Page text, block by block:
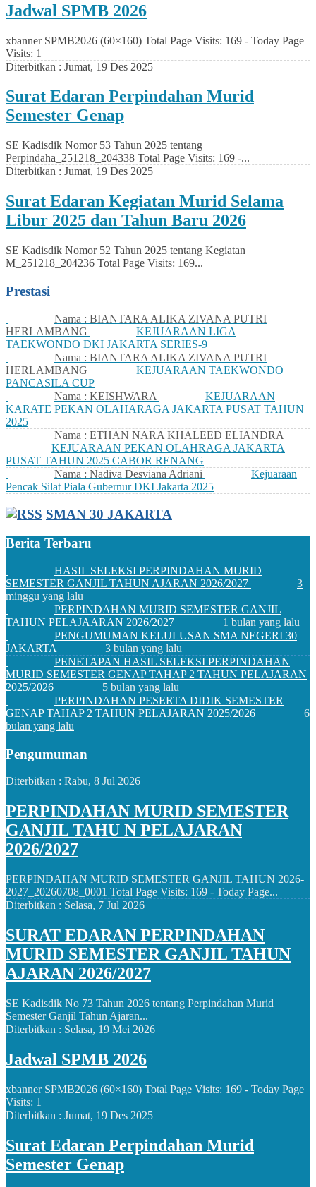
Jadwal SPMB 2026
xbanner SPMB2026 (60×160) Total Page Visits: 169 - Today Page
Visits: 1
Diterbitkan : Jumat, 19 Des 2025
Surat Edaran Perpindahan Murid
Semester Genap
SE Kadisdik Nomor 53 Tahun 2025 tentang
Perpindaha_251218_204338 Total Page Visits: 169 -...
Diterbitkan : Jumat, 19 Des 2025
Surat Edaran Kegiatan Murid Selama
Libur 2025 dan Tahun Baru 2026
SE Kadisdik Nomor 52 Tahun 2025 tentang Kegiatan
M_251218_204236 Total Page Visits: 169...
Prestasi
Nama : BIANTARA ALIKA ZIVANA PUTRI
HERLAMBANG
KEJUARAAN LIGA
TAEKWONDO DKI JAKARTA SERIES-9
Nama : BIANTARA ALIKA ZIVANA PUTRI
HERLAMBANG
KEJUARAAN TAEKWONDO
PANCASILA CUP
Nama : KEISHWARA
KEJUARAAN
KARATE PEKAN OLAHARAGA JAKARTA PUSAT TAHUN
2025
Nama : ETHAN NARA KHALEED ELIANDRA
KEJUARAAN PEKAN OLAHRAGA JAKARTA
PUSAT TAHUN 2025 CABOR RENANG
Nama : Nadiva Desviana Adriani
Kejuaraan
Pencak Silat Piala Gubernur DKI Jakarta 2025
SMAN 30 JAKARTA
Berita Terbaru
HASIL SELEKSI PERPINDAHAN MURID
SEMESTER GANJIL TAHUN AJARAN 2026/2027
3
minggu yang lalu
PERPINDAHAN MURID SEMESTER GANJIL
TAHUN PELAJAARAN 2026/2027
1 bulan yang lalu
PENGUMUMAN KELULUSAN SMA NEGERI 30
JAKARTA
3 bulan yang lalu
PENETAPAN HASIL SELEKSI PERPINDAHAN
MURID SEMESTER GENAP TAHAP 2 TAHUN PELAJARAN
2025/2026
5 bulan yang lalu
PERPINDAHAN PESERTA DIDIK SEMESTER
GENAP TAHAP 2 TAHUN PELAJARAN 2025/2026
6
bulan yang lalu
Pengumuman
Diterbitkan : Rabu, 8 Jul 2026
PERPINDAHAN MURID SEMESTER
GANJIL TAHU N PELAJARAN
2026/2027
PERPINDAHAN MURID SEMESTER GANJIL TAHUN 2026-
2027_20260708_0001 Total Page Visits: 169 - Today Page...
Diterbitkan : Selasa, 7 Jul 2026
SURAT EDARAN PERPINDAHAN
MURID SEMESTER GANJIL TAHUN
AJARAN 2026/2027
SE Kadisdik No 73 Tahun 2026 tentang Perpindahan Murid
Semester Ganjil Tahun Ajaran...
Diterbitkan : Selasa, 19 Mei 2026
Jadwal SPMB 2026
xbanner SPMB2026 (60×160) Total Page Visits: 169 - Today Page
Visits: 1
Diterbitkan : Jumat, 19 Des 2025
Surat Edaran Perpindahan Murid
Semester Genap